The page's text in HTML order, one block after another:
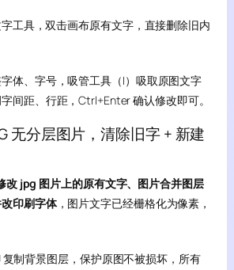
工具，双击画布原有文字，直接删除旧内
体、字号，吸管工具（I）吸取原图文字
间距、行距，Ctrl+Enter 确认修改即可。
无分层图片，清除旧字 + 新建
改 jpg 图片上的原有文字、图片合并图层
印刷字体，图片文字已经栅格化为像素，
制背景图层，保护原图不被损坏，所有